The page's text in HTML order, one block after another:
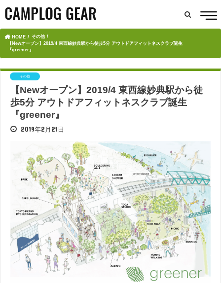
HOME
その他
【Newオープン】2019/4 東西線妙典駅から徒歩5分 アウトドアフィットネスクラブ誕生
『greener』
その他
【Newオープン】2019/4 東西線妙典駅から徒
歩5分 アウトドアフィットネスクラブ誕生
『greener』
2019年2月21日